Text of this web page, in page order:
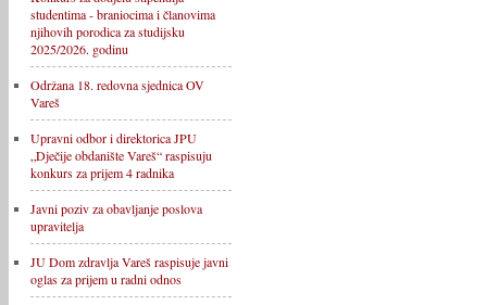
studentima - braniocima i članovima
njihovih porodica za studijsku
2025/2026. godinu
Održana 18. redovna sjednica OV
Vareš
Upravni odbor i direktorica JPU
„Dječije obdanište Vareš“ raspisuju
konkurs za prijem 4 radnika
Javni poziv za obavljanje poslova
upravitelja
JU Dom zdravlja Vareš raspisuje javni
oglas za prijem u radni odnos